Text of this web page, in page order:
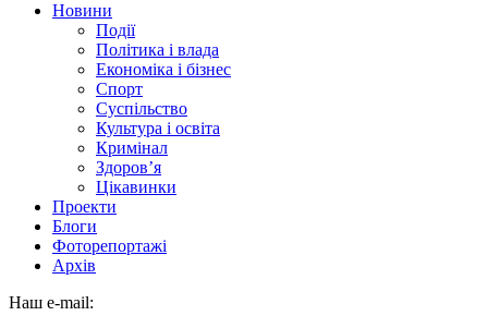
Новини
Події
Політика і влада
Економіка і бізнес
Спорт
Суспільство
Культура і освіта
Кримінал
Здоров’я
Цікавинки
Проекти
Блоги
Фоторепортажі
Архів
Наш e-mail: